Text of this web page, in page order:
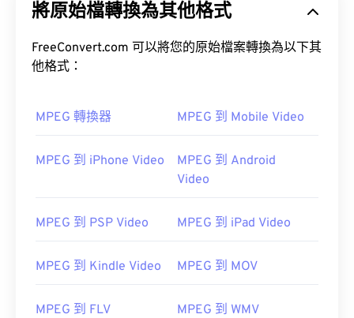
將原始檔轉換為其他格式
FreeConvert.com 可以將您的原始檔案轉換為以下其
他格式：
MPEG 轉換器 MPEG 到 Mobile Video
MPEG 到 iPhone Video
MPEG 到 Android
Video
MPEG 到 PSP Video MPEG 到 iPad Video
MPEG 到 Kindle Video MPEG 到 MOV
MPEG 到 FLV MPEG 到 WMV